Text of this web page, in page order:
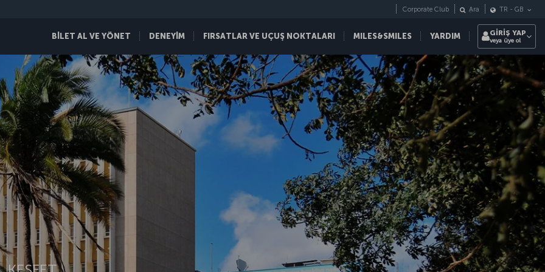
BİLET AL VE YÖNET DENEYİM FIRSATLAR VE UÇUŞ NOKTALARI MILES&SMILES YARDIM
Corporate Club Ara TR - GB
GİRİŞ YAP
veya üye ol